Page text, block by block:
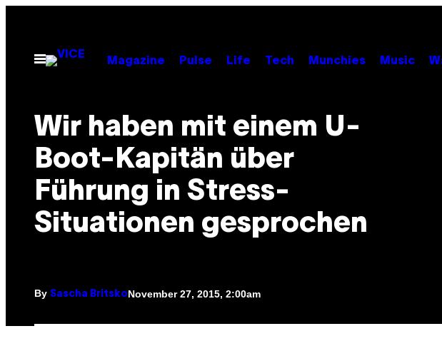
contentOpen
Menu
Magazine Pulse Life Tech Munchies Music
Wir haben mit einem U-
Boot-Kapitän über
Führung in Stress-
Situationen gesprochen
By Sascha BritskoNovember 27, 2015, 2:00am